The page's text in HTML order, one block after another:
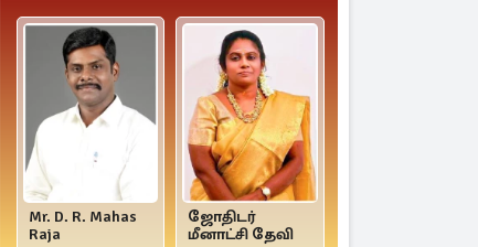
Mr. D. R. Mahas
Raja
ஜோதிடர்
மீனாட்சி தேவி